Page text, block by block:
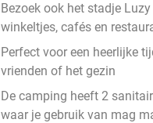
Bezoek ook het stadje
winkeltjes, cafés en
Perfect voor een heerlijke
vrienden of het gezin
De camping heeft 2
waar je gebruik van mag